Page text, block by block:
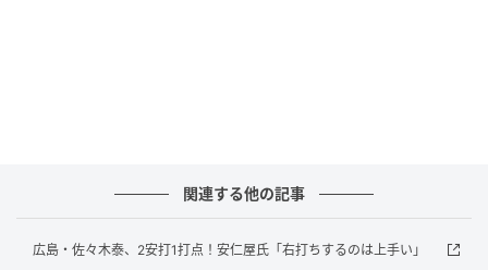
関連する他の記事
広島・佐々木泰、2安打1打点！安仁屋氏「右打ちするのは上手い」